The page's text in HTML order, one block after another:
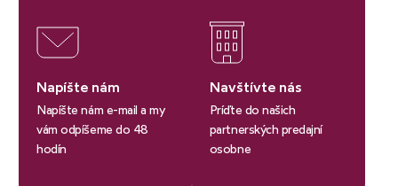
Napíšte nám
Napíšte nám e-mail a my
vám odpíšeme do 48
hodín
Navštívte nás
Príďte do našich
partnerských predajní
osobne